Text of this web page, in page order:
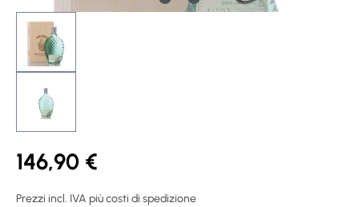
146,90 €
Prezzi incl. IVA più costi di spedizione